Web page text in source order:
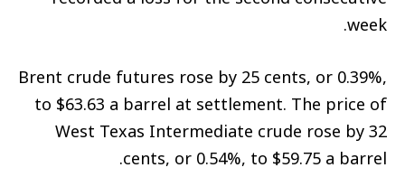
week.
Brent crude futures rose by 25 cents, or 0.39%,
to $63.63 a barrel at settlement. The price of
West Texas Intermediate crude rose by 32
cents, or 0.54%, to $59.75 a barrel.